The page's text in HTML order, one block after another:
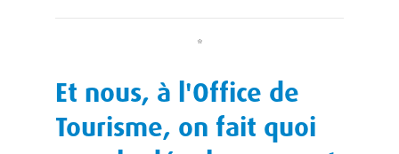
*
Et nous, à l'Office de
Tourisme, on fait quoi